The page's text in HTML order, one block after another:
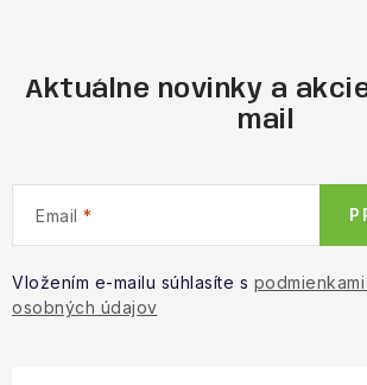
Aktuálne novinky a
mail
Email
Vložením e-mailu súhlasíte s
osobných údajov